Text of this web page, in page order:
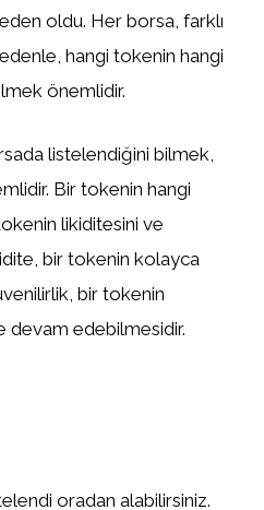
oldu. Her borsa, farklı
hangi tokenin hangi
önemlidir.
listelendiğini bilmek,
Bir tokenin hangi
likiditesini ve
bir tokenin kolayca
bir tokenin
edebilmesidir.
oradan alabilirsiniz.